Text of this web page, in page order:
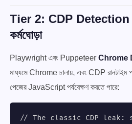
Tier 2: CDP
কর্মঘোড়া
Playwright এবং Puppeteer Chrome
মাধ্যমে Chrome চালায়, এবং CDP রানটাইম
পেজের JavaScript পর্যবেক্ষণ করতে পারে:
// The classic CDP